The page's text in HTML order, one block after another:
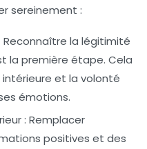
sereinement :
Reconnaître la légitimité
la première étape. Cela
et la volonté
émotions.
: Remplacer
positives et des